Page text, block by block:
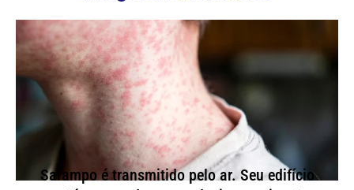
Sarampo é transmitido pelo ar. Seu edifício